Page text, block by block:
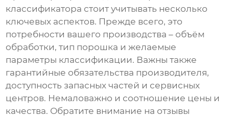
классификатора стоит учитывать несколько
ключевых аспектов. Прежде всего, это
потребности вашего производства – объём
обработки, тип порошка и желаемые
параметры классификации. Важны также
гарантийные обязательства производителя,
доступность запасных частей и сервисных
центров. Немаловажно и соотношение цены и
качества. Обратите внимание на отзывы